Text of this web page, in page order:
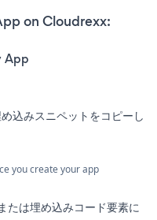
on Cloudrexx:
App
みスニペットをコピーし
you create your app
は埋め込みコード要素に